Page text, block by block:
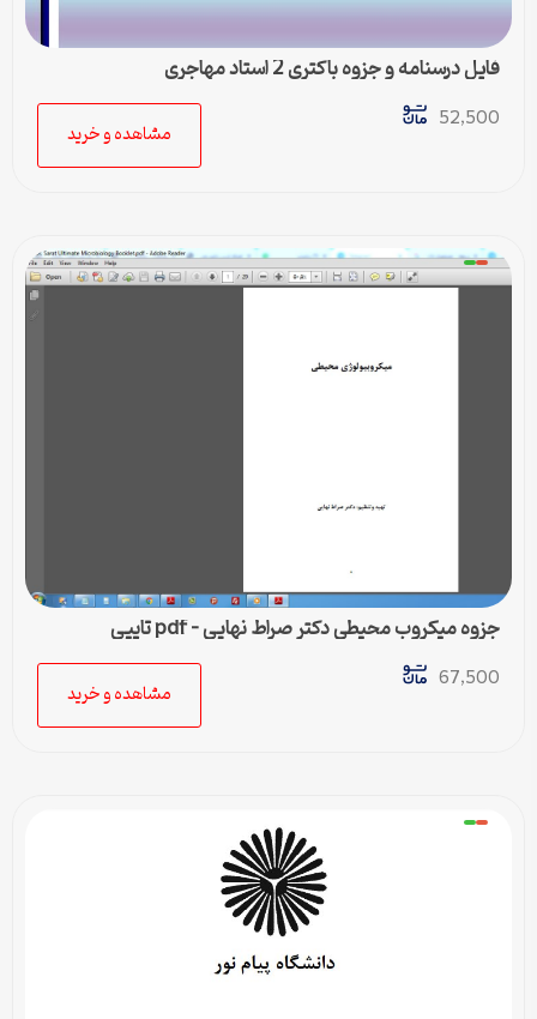
فایل درسنامه و جزوه باکتری 2 استاد مهاجری
52,500
مشاهده و خرید
جزوه میکروب محیطی دکتر صراط نهایی – pdf تایپی
67,500
مشاهده و خرید